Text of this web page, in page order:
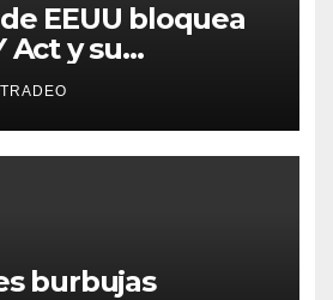
EEUU bloquea
Act y su
en 2026 peligra
TRADEO
burbujas